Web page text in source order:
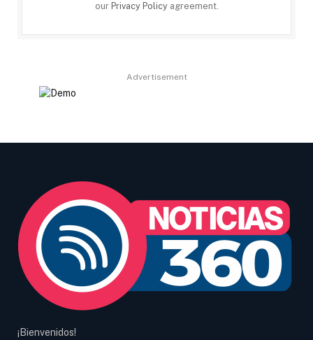
our Privacy Policyagreement.
Advertisement
¡Bienvenidos!